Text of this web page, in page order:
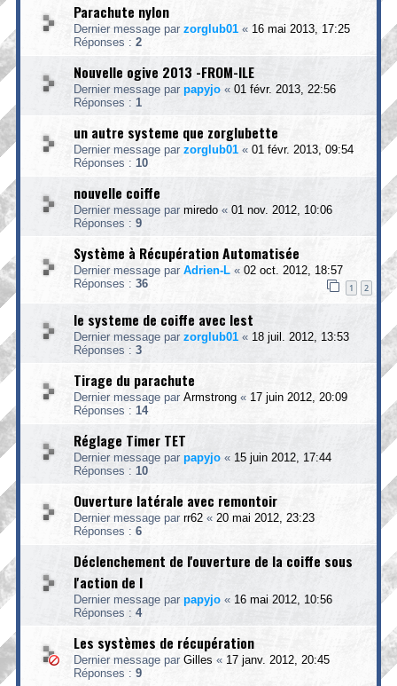
Parachute nylon
Dernier message par zorglub01 « 16 mai 2013, 17:25
Réponses : 2
Nouvelle ogive 2013 -FROM-ILE
Dernier message par papyjo « 01 févr. 2013, 22:56
Réponses : 1
un autre systeme que zorglubette
Dernier message par zorglub01 « 01 févr. 2013, 09:54
Réponses : 10
nouvelle coiffe
Dernier message par miredo « 01 nov. 2012, 10:06
Réponses : 9
Système à Récupération Automatisée
Dernier message par Adrien-L « 02 oct. 2012, 18:57
Réponses : 36 1 2
le systeme de coiffe avec lest
Dernier message par zorglub01 « 18 juil. 2012, 13:53
Réponses : 3
Tirage du parachute
Dernier message par Armstrong « 17 juin 2012, 20:09
Réponses : 14
Réglage Timer TET
Dernier message par papyjo « 15 juin 2012, 17:44
Réponses : 10
Ouverture latérale avec remontoir
Dernier message par rr62 « 20 mai 2012, 23:23
Réponses : 6
Déclenchement de l'ouverture de la coiffe sous
l'action de l
Dernier message par papyjo « 16 mai 2012, 10:56
Réponses : 4
Les systèmes de récupération
Dernier message par Gilles « 17 janv. 2012, 20:45
Réponses : 9